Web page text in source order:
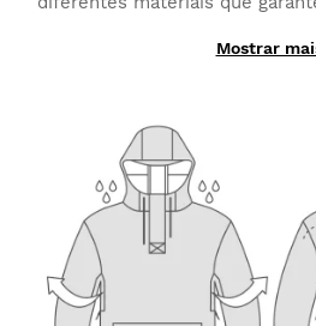
membrana de TPU que
transpiração do seu corpo. A
proporciona um excelente
ao seu tecido de micro velo de
reter o calor
Mostrar